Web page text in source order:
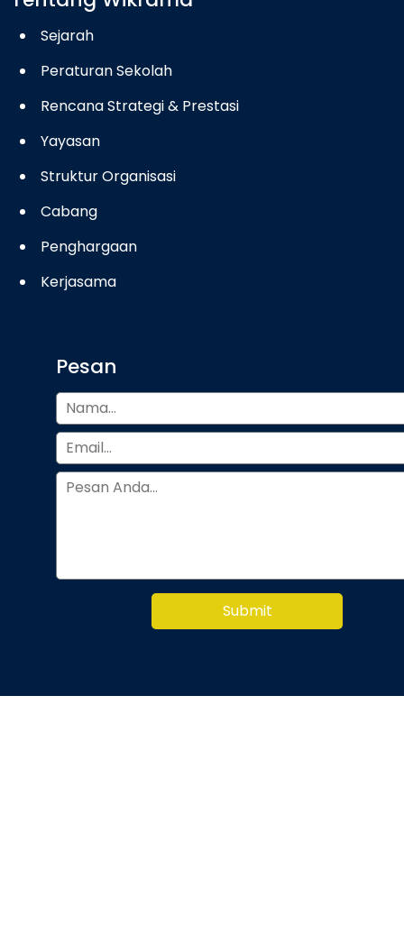
Sejarah
Peraturan Sekolah
Rencana Strategi & Prestasi
Yayasan
Struktur Organisasi
Cabang
Penghargaan
Kerjasama
Pesan
Submit